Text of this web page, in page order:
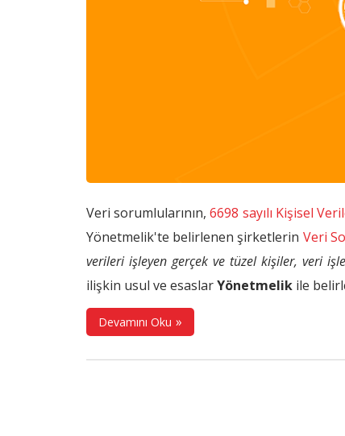
Veri sorumlularının,6698 sayılı Kişisel
Yönetmelik'te belirlenen şirketlerin Veri
verileri işleyen gerçek ve tüzel kişiler, veri
ilişkin usul ve esaslarYönetmelik ile
Devamını Oku